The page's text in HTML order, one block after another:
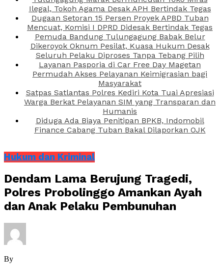
Ilegal, Tokoh Agama Desak APH Bertindak Tegas
Dugaan Setoran 15 Persen Proyek APBD Tuban
Mencuat, Komisi I DPRD Didesak Bertindak Tegas
Pemuda Bandung Tulungagung Babak Belur
Dikeroyok Oknum Pesilat, Kuasa Hukum Desak
Seluruh Pelaku Diproses Tanpa Tebang Pilih
Layanan Pasporia di Car Free Day Magetan
Permudah Akses Pelayanan Keimigrasian bagi
Masyarakat
Satpas Satlantas Polres Kediri Kota Tuai Apresiasi
Warga Berkat Pelayanan SIM yang Transparan dan
Humanis
Diduga Ada Biaya Penitipan BPKB, Indomobil
Finance Cabang Tuban Bakal Dilaporkan OJK
Hukum dan Kriminal
Dendam Lama Berujung Tragedi,
Polres Probolinggo Amankan Ayah
dan Anak Pelaku Pembunuhan
By